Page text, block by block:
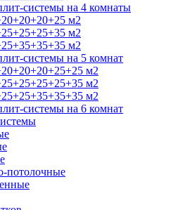
системы на 4 комнаты
м2
м2
м2
системы на 5 комнат
м2
м2
м2
системы на 6 комнат
потолочные